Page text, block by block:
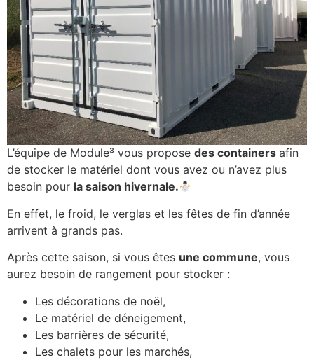
L’équipe de Module³ vous propose des containers afin
de stocker le matériel dont vous avez ou n’avez plus
besoin pour la saison hivernale.
En effet, le froid, le verglas et les fêtes de fin d’année
arrivent à grands pas.
Après cette saison, si vous êtes une commune, vous
aurez besoin de rangement pour stocker :
Les décorations de noël,
Le matériel de déneigement,
Les barrières de sécurité,
Les chalets pour les marchés,